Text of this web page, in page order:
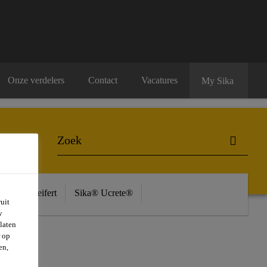
Onze verdelers Contact Vacatures My Sika
Seifert Sika® Ucrete®
op